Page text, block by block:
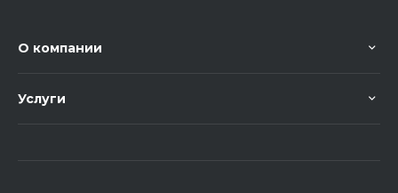
О компании
Услуги